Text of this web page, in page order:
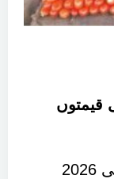
قیمتوں
وفاقی ادارہ شماریات نے جولائی 2026